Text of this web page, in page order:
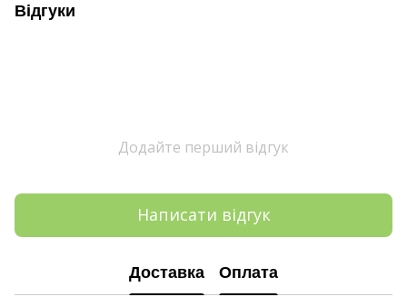
Відгуки
Додайте перший відгук
Написати відгук
Доставка Оплата